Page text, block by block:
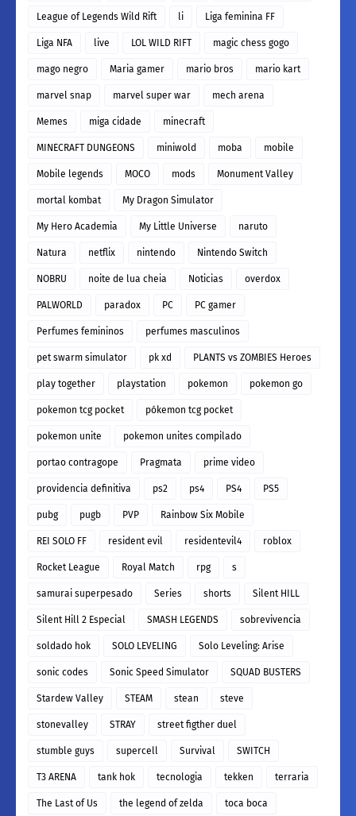
League of Legends Wild Rift li Liga feminina FF
Liga NFA live LOL WILD RIFT magic chess gogo
mago negro Maria gamer mario bros mario kart
marvel snap marvel super war mech arena
Memes miga cidade minecraft
MINECRAFT DUNGEONS miniwold moba mobile
Mobile legends MOCO mods Monument Valley
mortal kombat My Dragon Simulator
My Hero Academia My Little Universe naruto
Natura netflix nintendo Nintendo Switch
NOBRU noite de lua cheia Noticias overdox
PALWORLD paradox PC PC gamer
Perfumes femininos perfumes masculinos
pet swarm simulator pk xd PLANTS vs ZOMBIES Heroes
play together playstation pokemon pokemon go
pokemon tcg pocket pókemon tcg pocket
pokemon unite pokemon unites compilado
portao contragope Pragmata prime video
providencia definitiva ps2 ps4 PS4 PS5
pubg pugb PVP Rainbow Six Mobile
REI SOLO FF resident evil residentevil4 roblox
Rocket League Royal Match rpg s
samurai superpesado Series shorts Silent HILL
Silent Hill 2 Especial SMASH LEGENDS sobrevivencia
soldado hok SOLO LEVELING Solo Leveling: Arise
sonic codes Sonic Speed Simulator SQUAD BUSTERS
Stardew Valley STEAM stean steve
stonevalley STRAY street figther duel
stumble guys supercell Survival SWITCH
T3 ARENA tank hok tecnologia tekken terraria
The Last of Us the legend of zelda toca boca